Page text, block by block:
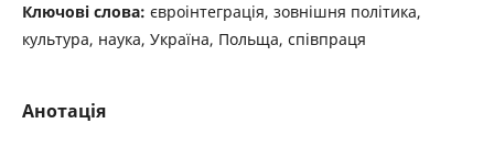
Ключові слова: євроінтеграція, зовнішня політика,
культура, наука, Україна, Польща, співпраця
Анотація